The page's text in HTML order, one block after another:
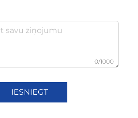
0/1000
IESNIEGT